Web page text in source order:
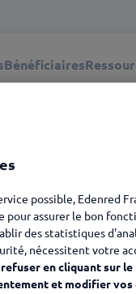
Bénéficiaires
votre
Kadéos
possible, Edenred
pour assurer le bon
des statistiques
nécessitent votre
en cliquant sur
et modifier